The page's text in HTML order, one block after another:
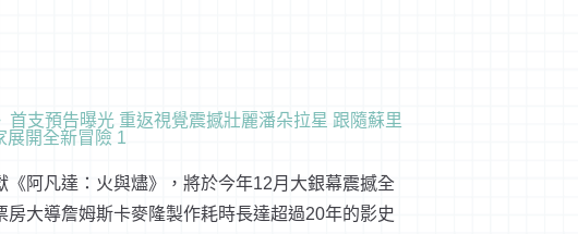
阿凡達：火與燼》，將於今年12月大銀幕震撼全
大導詹姆斯卡麥隆製作耗時長達超過20年的影史